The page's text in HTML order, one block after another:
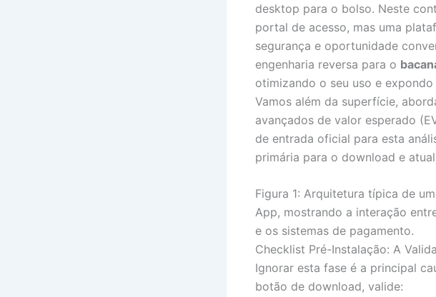
desktop para o bolso. Neste
portal de acesso, mas uma
segurança e oportunidade
engenharia reversa para o
otimizando o seu uso e
Vamos além da superfície,
avançados de valor esperado
de entrada oficial para esta
primária para o download e
Figura 1: Arquitetura típica de
App, mostrando a interação
e os sistemas de pagamento.
Checklist Pré-Instalação: A
Ignorar esta fase é a principal
botão de download, valide: